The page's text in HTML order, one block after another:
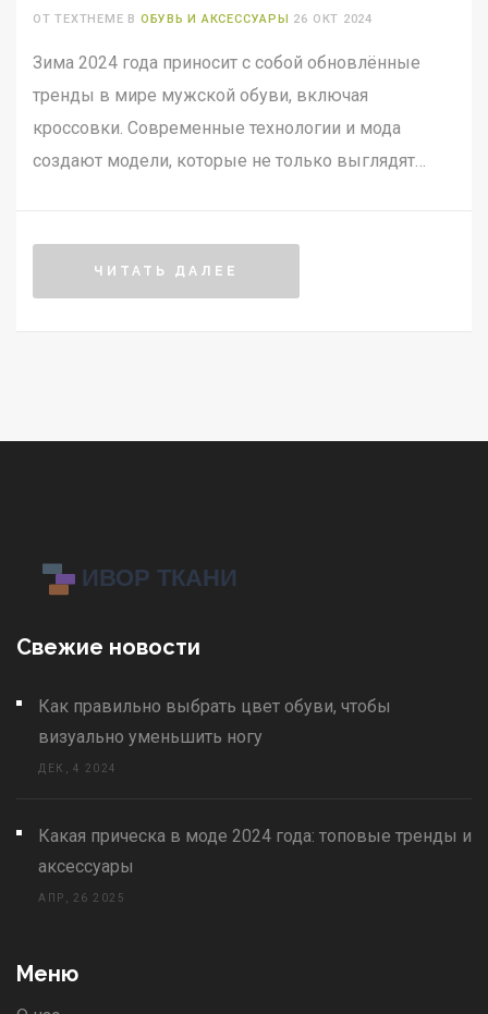
ОТ TEXTHEME В ОБУВЬ И АКСЕССУАРЫ 26 ОКТ 2024
Зима 2024 года приносит с собой обновлённые
тренды в мире мужской обуви, включая
кроссовки. Современные технологии и мода
создают модели, которые не только выглядят
ЧИТАТЬ ДАЛЕЕ
Свежие новости
Как правильно выбрать цвет обуви, чтобы
визуально уменьшить ногу
ДЕК, 4 2024
Какая прическа в моде 2024 года: топовые тренды и
аксессуары
АПР, 26 2025
Меню